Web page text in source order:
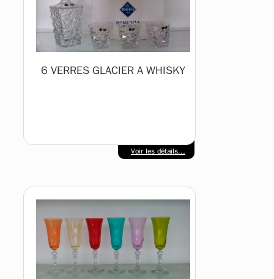
6 VERRES GLACIER A WHISKY
Voir les détails...